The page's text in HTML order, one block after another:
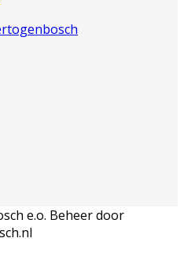
e.o. Beheer door